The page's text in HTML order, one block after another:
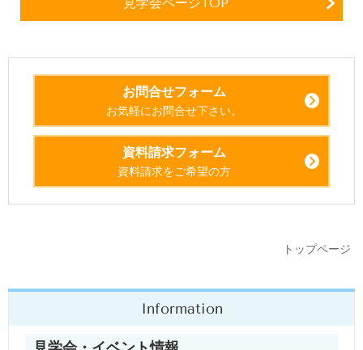
お問合せフォーム
お気軽にお問合せ下さい。
資料請求フォーム
資料請求をご希望の方
トップページ
Information